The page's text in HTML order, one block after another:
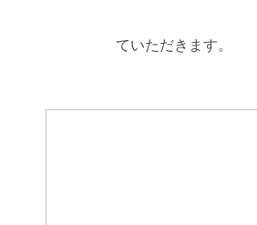
ていただきます。